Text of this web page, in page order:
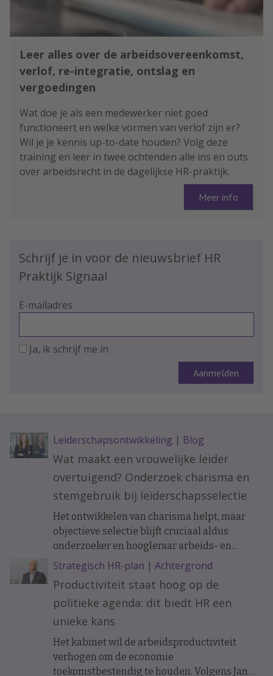
Leer alles over de arbeidsovereenkomst,
verlof, re-integratie, ontslag en
vergoedingen
Wat doe je als een medewerker niet goed
functioneert en welke vormen van verlof zijn er?
Wil je je kennis up-to-date houden? Volg deze
training en leer in twee ochtenden alle ins en outs
over arbeidsrecht in de dagelijkse HR-praktijk.
Meer info
Schrijf je in voor de nieuwsbrief HR
Praktijk Signaal
E-mailadres
Ja, ik schrijf me in
Leiderschapsontwikkeling | Blog
Wat maakt een vrouwelijke leider
overtuigend? Onderzoek charisma en
stemgebruik bij leiderschapsselectie
Het ontwikkelen van charisma helpt, maar
objectieve selectie blijft cruciaal aldus
onderzoeker en hoogleraar arbeids- en
organisatiepsychologie Janneke Oostrom.
Strategisch HR-plan | Achtergrond
Productiviteit staat hoog op de
politieke agenda: dit biedt HR een
unieke kans
Het kabinet wil de arbeidsproductiviteit
verhogen om de economie
toekomstbestendig te houden. Volgens Jan